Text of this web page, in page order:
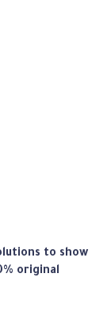
متجر
هبّات
to show
original.